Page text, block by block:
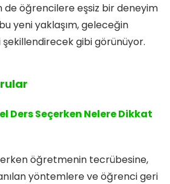
de öğrencilere eşsiz bir deneyim
yeni yaklaşım, geleceğin
gibi görünüyor.
Ders Seçerken Nelere Dikkat
öğretmenin tecrübesine,
yöntemlere ve öğrenci geri